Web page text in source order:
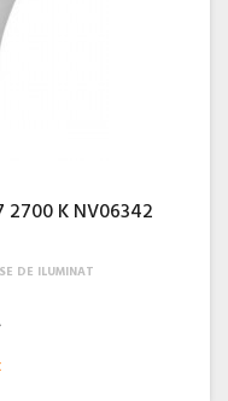
2700 K NV06342
DE ILUMINAT